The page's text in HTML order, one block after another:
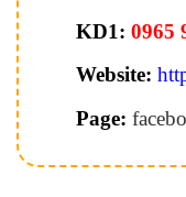
KD1: 0965
Website:
Page: